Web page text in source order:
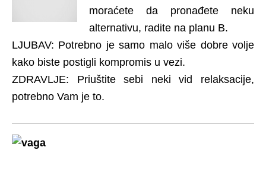
moraćete da pronađete neku
alternativu, radite na planu B.
LJUBAV: Potrebno je samo malo više dobre volje
kako biste postigli kompromis u vezi.
ZDRAVLJE: Priuštite sebi neki vid relaksacije,
potrebno Vam je to.